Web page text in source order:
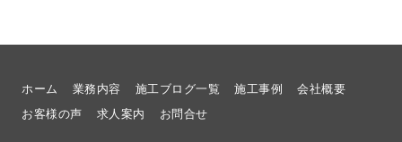
ホーム 業務内容 施工ブログ一覧 施工事例
会社概要
お客様の声
求人案内 お問合せ